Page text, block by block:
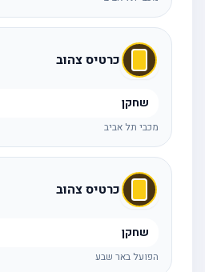
כרטיס צהוב
שחקן
מכבי תל אביב
כרטיס צהוב
שחקן
הפועל באר שבע